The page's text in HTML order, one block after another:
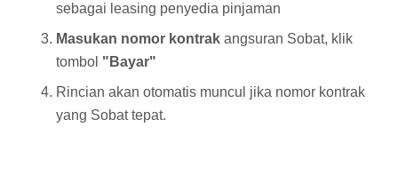
sebagai leasing penyedia pinjaman
Masukan nomor kontrak angsuran Sobat, klik
tombol "Bayar"
Rincian akan otomatis muncul jika nomor kontrak
yang Sobat tepat.